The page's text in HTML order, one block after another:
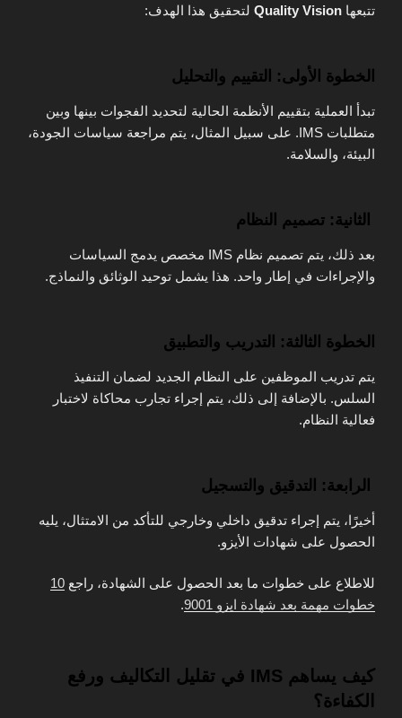
تتبعها Quality Vision لتحقيق هذا الهدف:
الخطوة الأولى: التقييم والتحليل
تبدأ العملية بتقييم الأنظمة الحالية لتحديد الفجوات بينها وبين
متطلبات IMS. على سبيل المثال، يتم مراجعة سياسات الجودة،
البيئة، والسلامة.
الثانية: تصميم النظام
بعد ذلك، يتم تصميم نظام IMS مخصص يدمج السياسات
والإجراءات في إطار واحد. هذا يشمل توحيد الوثائق والنماذج.
الخطوة الثالثة: التدريب والتطبيق
يتم تدريب الموظفين على النظام الجديد لضمان التنفيذ
السلس. بالإضافة إلى ذلك، يتم إجراء تجارب محاكاة لاختبار
فعالية النظام.
الرابعة: التدقيق والتسجيل
أخيرًا، يتم إجراء تدقيق داخلي وخارجي للتأكد من الامتثال، يليه
الحصول على شهادات الأيزو.
للاطلاع على خطوات ما بعد الحصول على الشهادة، راجع 10
خطوات مهمة بعد شهادة ايزو 9001
.
كيف يساهم IMS في تقليل التكاليف ورفع
الكفاءة؟